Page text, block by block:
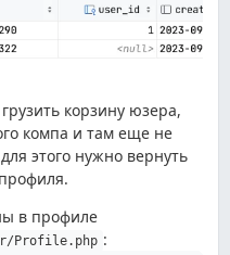
корзину юзера,
компа и там еще не
этого нужно вернуть
в профиле
Profile.php :